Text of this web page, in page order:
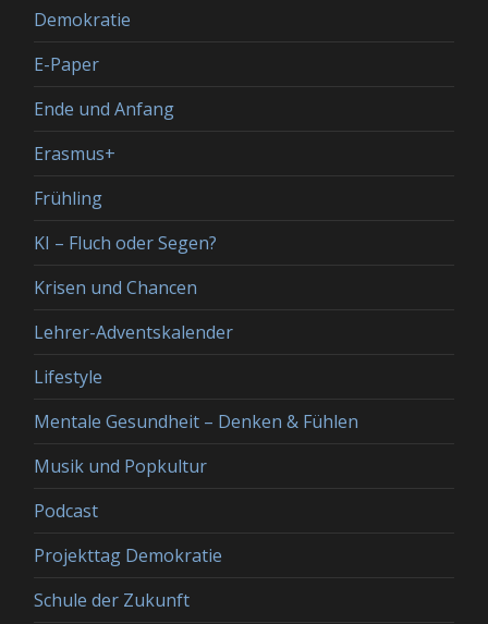
Demokratie
E-Paper
Ende und Anfang
Erasmus+
Frühling
KI – Fluch oder Segen?
Krisen und Chancen
Lehrer-Adventskalender
Lifestyle
Mentale Gesundheit – Denken & Fühlen
Musik und Popkultur
Podcast
Projekttag Demokratie
Schule der Zukunft